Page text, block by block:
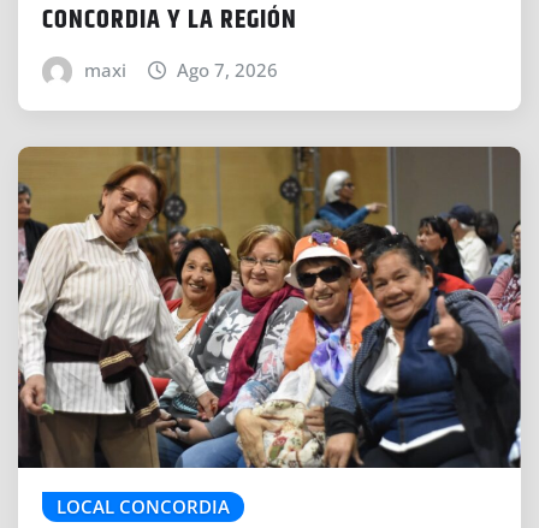
CONCORDIA Y LA REGIÓN
maxi Ago 7, 2026
LOCAL CONCORDIA